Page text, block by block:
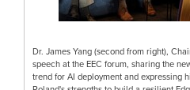
Dr. James Yang (second from right),
speech at the EEC forum, sharing the
trend for AI deployment and expressing